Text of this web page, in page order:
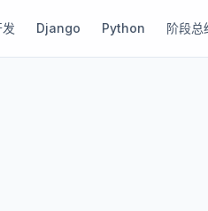
Django Python 阶段总